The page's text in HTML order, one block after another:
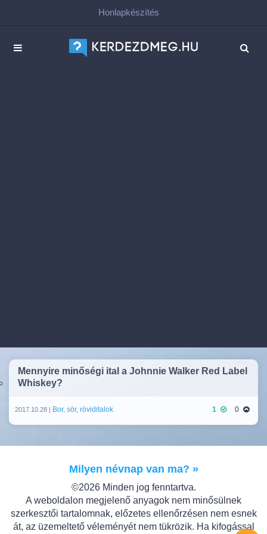
Honlapkészítés
Mennyire minőségi ital a Johnnie Walker Red Label
Whiskey?
2017.10.28 | Bor, sör, röviditalok 1 0
Milyen névnap van ma? »
©2026 Minden jog fenntartva.
A weboldalon megjelenő anyagok nem minősülnek
szerkesztői tartalomnak, előzetes ellenőrzésen nem esnek
át, az üzemeltető véleményét nem tükrözik. Ha kifogással